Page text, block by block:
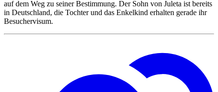
auf dem Weg zu seiner Bestimmung. Der Sohn von Juleta ist bereits
in Deutschland, die Tochter und das Enkelkind erhalten gerade ihr
Besuchervisum.